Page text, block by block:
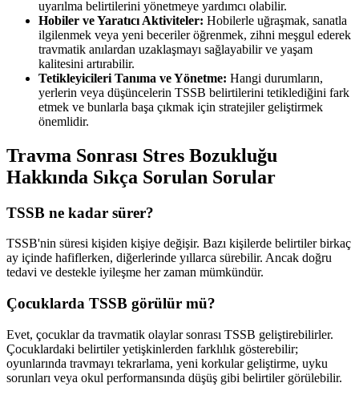
uyarılma belirtilerini yönetmeye yardımcı olabilir.
Hobiler ve Yaratıcı Aktiviteler: Hobilerle uğraşmak, sanatla
ilgilenmek veya yeni beceriler öğrenmek, zihni meşgul ederek
travmatik anılardan uzaklaşmayı sağlayabilir ve yaşam
kalitesini artırabilir.
Tetikleyicileri Tanıma ve Yönetme: Hangi durumların,
yerlerin veya düşüncelerin TSSB belirtilerini tetiklediğini fark
etmek ve bunlarla başa çıkmak için stratejiler geliştirmek
önemlidir.
Travma Sonrası Stres Bozukluğu
Hakkında Sıkça Sorulan Sorular
TSSB ne kadar sürer?
TSSB'nin süresi kişiden kişiye değişir. Bazı kişilerde belirtiler birkaç
ay içinde hafiflerken, diğerlerinde yıllarca sürebilir. Ancak doğru
tedavi ve destekle iyileşme her zaman mümkündür.
Çocuklarda TSSB görülür mü?
Evet, çocuklar da travmatik olaylar sonrası TSSB geliştirebilirler.
Çocuklardaki belirtiler yetişkinlerden farklılık gösterebilir;
oyunlarında travmayı tekrarlama, yeni korkular geliştirme, uyku
sorunları veya okul performansında düşüş gibi belirtiler görülebilir.